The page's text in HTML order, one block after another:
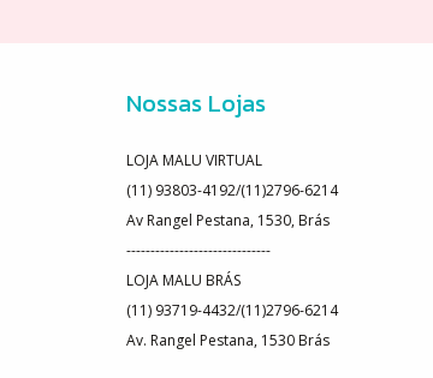
Nossas Lojas
LOJA MALU VIRTUAL
(11) 93803-4192/(11)2796-6214
Av Rangel Pestana, 1530, Brás
------------------------------
LOJA MALU BRÁS
(11) 93719-4432/(11)2796-6214
Av. Rangel Pestana, 1530 Brás